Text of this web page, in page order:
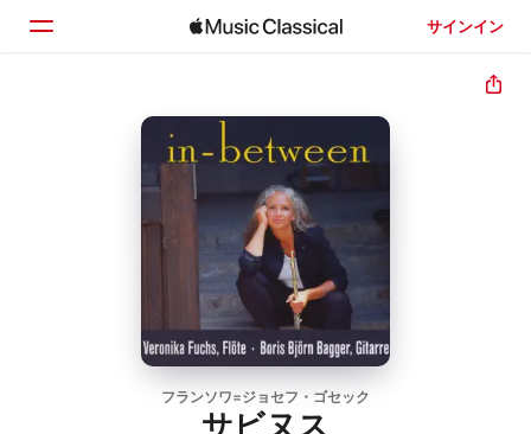
サインイン
見つける
フランソワ=ジョセフ・ゴセック
サビヌス